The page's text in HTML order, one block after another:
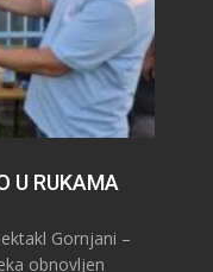
U RUKAMA
Gornjani –
obnovljen